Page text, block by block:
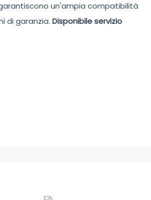
garantiscono un'ampia compatibilità
di garanzia. Disponibile servizio